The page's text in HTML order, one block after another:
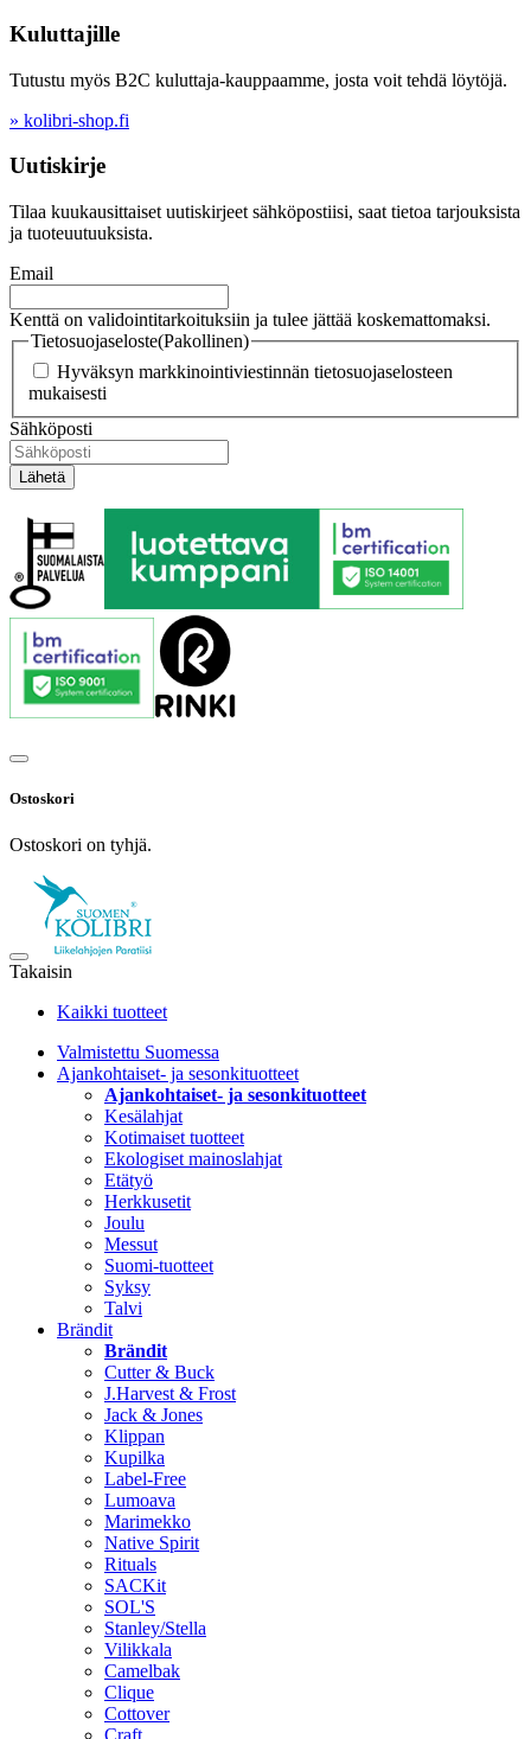
Kuluttajille
Tutustu myös B2C kuluttaja-kauppaamme, josta voit tehdä löytöjä.
» kolibri-shop.fi
Uutiskirje
Tilaa kuukausittaiset uutiskirjeet sähköpostiisi, saat tietoa tarjouksista
ja tuoteuutuuksista.
Email
Kenttä on validointitarkoituksiin ja tulee jättää koskemattomaksi.
Tietosuojaseloste(Pakollinen)
Hyväksyn markkinointiviestinnän tietosuojaselosteen
mukaisesti
Sähköposti
Ostoskori
Ostoskori on tyhjä.
Takaisin
Kaikki tuotteet
Valmistettu Suomessa
Ajankohtaiset- ja sesonkituotteet
Ajankohtaiset- ja sesonkituotteet
Kesälahjat
Kotimaiset tuotteet
Ekologiset mainoslahjat
Etätyö
Herkkusetit
Joulu
Messut
Suomi-tuotteet
Syksy
Talvi
Brändit
Brändit
Cutter & Buck
J.Harvest & Frost
Jack & Jones
Klippan
Kupilka
Label-Free
Lumoava
Marimekko
Native Spirit
Rituals
SACKit
SOL'S
Stanley/Stella
Vilikkala
Camelbak
Clique
Cottover
Craft